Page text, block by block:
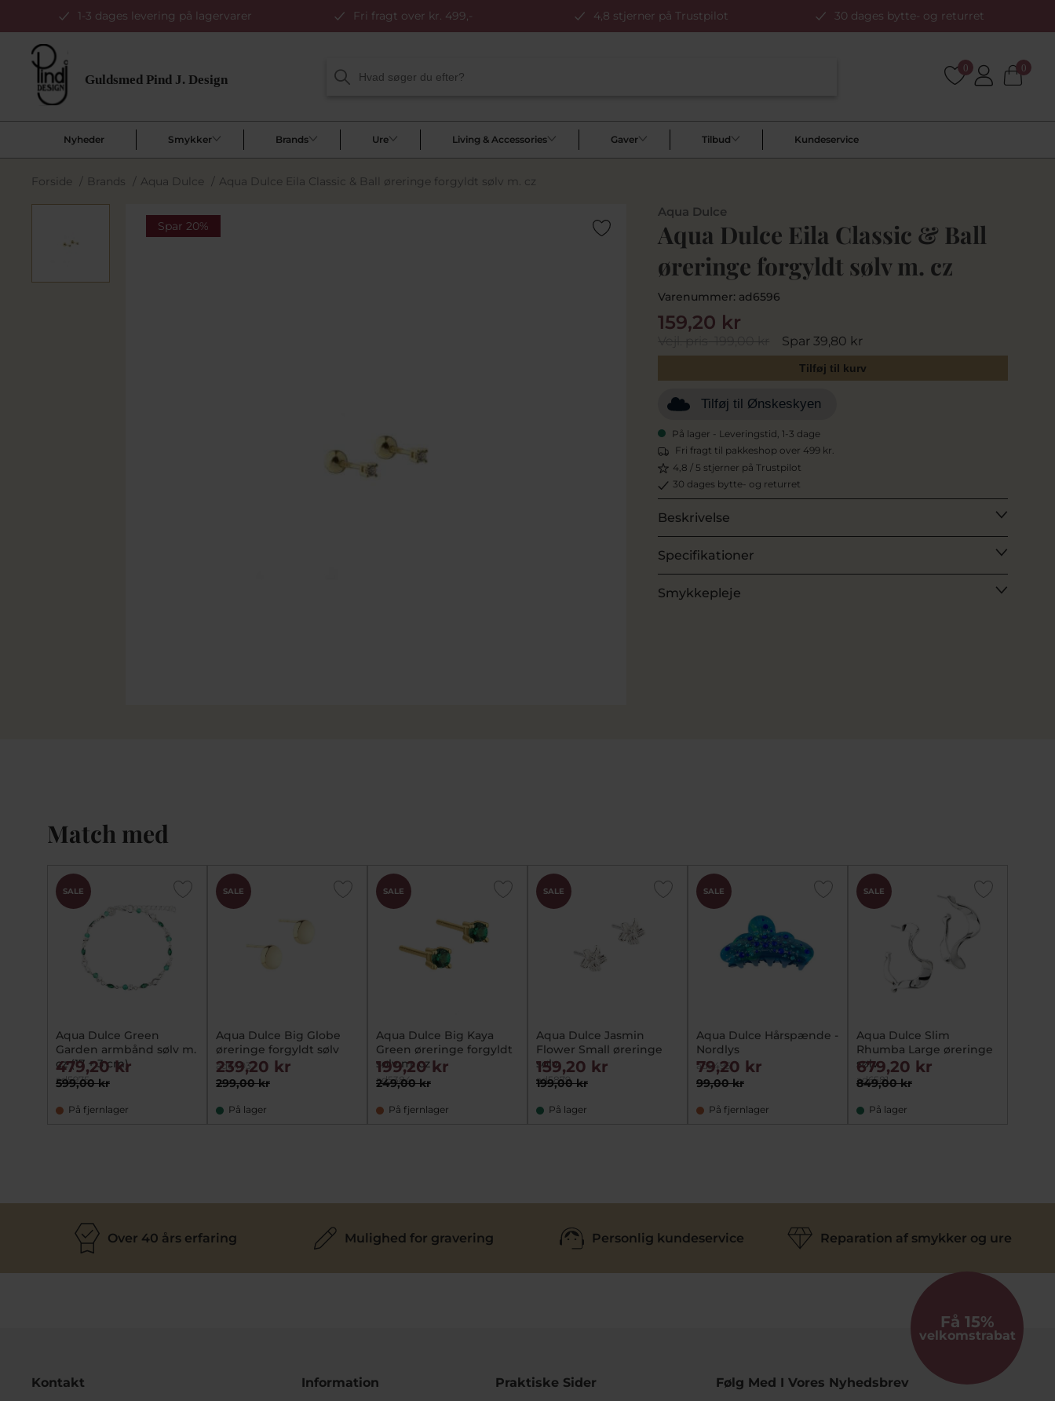
1-3 dages levering på lagervarer Fri fragt over kr. 499,- 4,8 stjerner på Trustpilot 30 dages bytte- og returret
0 0
Nyheder Smykker Brands Ure Living & Accessories Gaver Tilbud Kundeservice
Forside / Brands / Aqua Dulce / Aqua Dulce Eila Classic & Ball øreringe forgyldt sølv m. cz
Spar 20%
Aqua Dulce
Aqua Dulce Eila Classic & Ball
øreringe forgyldt sølv m. cz
Varenummer: ad6596
Vejl. pris199,00 kr Spar 39,80 kr
159,20 kr
Tilføj til kurv
Tilføj til Ønskeskyen
På lager - Leveringstid, 1-3 dage
Fri fragt til pakkeshop over 499 kr.
4,8 / 5 stjerner på Trustpilot
30 dages bytte- og returret
Beskrivelse
Specifikationer
Smykkepleje
Match med
SALE
Aqua Dulce Green
Garden armbånd sølv m.
cz (17 + 3 cm)
ad5975
599,00 kr
479,20 kr
På fjernlager
SALE
Aqua Dulce Big Globe
øreringe forgyldt sølv
ad6403
299,00 kr
239,20 kr
På lager
SALE
Aqua Dulce Big Kaya
Green øreringe forgyldt
sølv m. cz
ad5384
249,00 kr
199,20 kr
På fjernlager
SALE
Aqua Dulce Jasmin
Flower Small øreringe
sølv
ad5879
199,00 kr
159,20 kr
På lager
SALE
Aqua Dulce Hårspænde -
Nordlys
ad5495
99,00 kr
79,20 kr
På fjernlager
SALE
Aqua Dulce Slim
Rhumba Large øreringe
sølv
ad6581
849,00 kr
679,20 kr
På lager
Over 40 års erfaring Mulighed for gravering Personlig kundeservice Reparation af smykker og ure
Kontakt Information Praktiske Sider
Få 15%
velkomstrabat
Følg Med I Vores Nyhedsbrev